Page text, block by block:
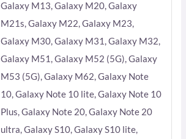
Galaxy M13, Galaxy M20, Galaxy
M21s, Galaxy M22, Galaxy M23,
Galaxy M30, Galaxy M31, Galaxy M32,
Galaxy M51, Galaxy M52 (5G), Galaxy
M53 (5G), Galaxy M62, Galaxy Note
10, Galaxy Note 10 lite, Galaxy Note 10
Plus, Galaxy Note 20, Galaxy Note 20
ultra, Galaxy S10, Galaxy S10 lite,